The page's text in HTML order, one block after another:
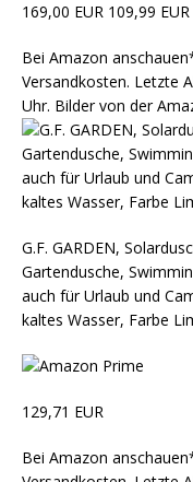
169,00 EUR 109,99 EUR
Bei Amazon
Versandkosten. Letzte
Uhr. Bilder von der
G.F. GARDEN,
Gartendusche,
auch für Urlaub und
kaltes Wasser, Farbe
129,71 EUR
Bei Amazon